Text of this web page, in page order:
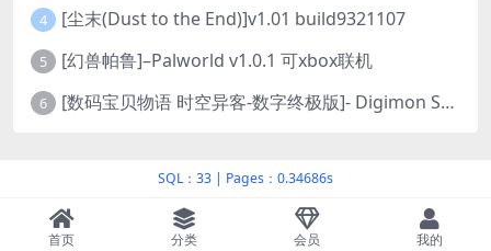
4 [尘末(Dust to the End)]v1.01 build9321107
5 [幻兽帕鲁]–Palworld v1.0.1 可xbox联机
6 [数码宝贝物语 时空异客-数字终极版]- Digimon Story Time Stranger-Build.23514637
SQL：33 | Pages：0.34686s
首页 分类 会员 我的